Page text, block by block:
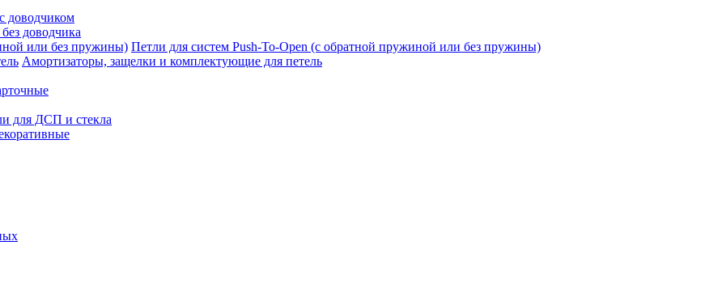
доводчиком
доводчика
Петли для систем Push-To-Open (с обратной пружиной или без пружины)
Амортизаторы, защелки и комплектующие для петель
для ДСП и стекла